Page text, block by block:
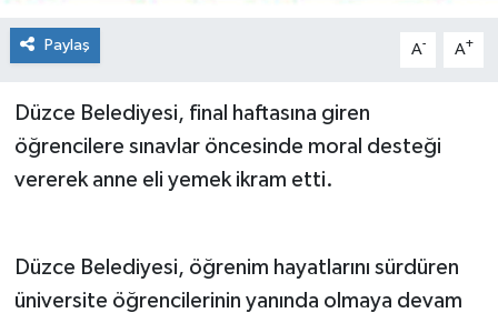
Paylaş A- A+
Düzce Belediyesi, final haftasına giren
öğrencilere sınavlar öncesinde moral desteği
vererek anne eli yemek ikram etti.
Düzce Belediyesi, öğrenim hayatlarını sürdüren
üniversite öğrencilerinin yanında olmaya devam
Teknoloji
Yaşam